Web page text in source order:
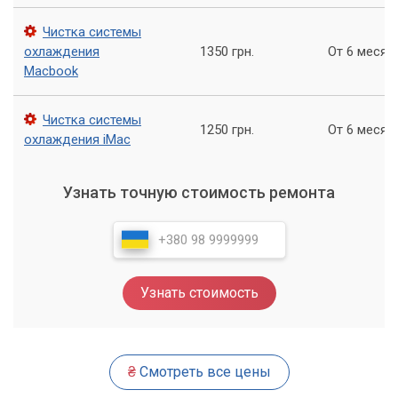
определённой точке, следует немедленно
обратиться к специалистам. Скорее всего,
греется какая из микросхем, которые греться
серьёзными неполадками.
Чистка системы
охлаждения
Macbook
1350 грн. От 6
Чистка системы
охлаждения iMac
1250 грн. От 6
Узнать точную стоимость ремонта
Узнать стоимость
₴Смотреть все цены